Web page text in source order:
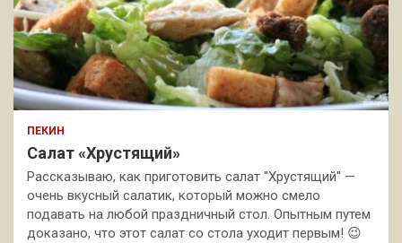
ПЕКИН
Салат «Хрустящий»
Рассказываю, как приготовить салат "Хрустящий" —
очень вкусный салатик, который можно смело
подавать на любой праздничный стол. Опытным путем
доказано, что этот салат со стола уходит первым! 😉